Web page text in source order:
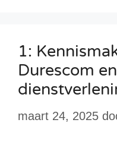
1:
Durescom
maart 24, 2025